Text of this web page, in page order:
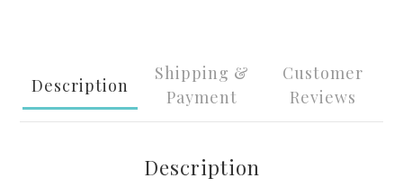
Description
Shipping &
Payment
Customer
Reviews
Description